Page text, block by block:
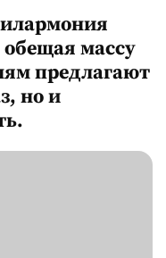
обещая массу
предлагают
но и